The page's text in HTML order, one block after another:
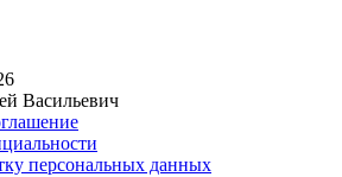
Васильевич
персональных данных